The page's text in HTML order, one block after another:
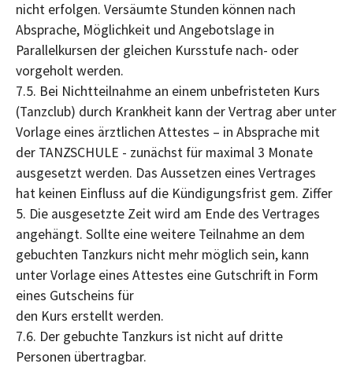
nicht erfolgen. Versäumte Stunden können nach
Absprache, Möglichkeit und Angebotslage in
Parallelkursen der gleichen Kursstufe nach- oder
vorgeholt werden.
7.5. Bei Nichtteilnahme an einem unbefristeten Kurs
(Tanzclub) durch Krankheit kann der Vertrag aber unter
Vorlage eines ärztlichen Attestes – in Absprache mit
der TANZSCHULE - zunächst für maximal 3 Monate
ausgesetzt werden. Das Aussetzen eines Vertrages
hat keinen Einfluss auf die Kündigungsfrist gem. Ziffer
5. Die ausgesetzte Zeit wird am Ende des Vertrages
angehängt. Sollte eine weitere Teilnahme an dem
gebuchten Tanzkurs nicht mehr möglich sein, kann
unter Vorlage eines Attestes eine Gutschrift in Form
eines Gutscheins für
den Kurs erstellt werden.
7.6. Der gebuchte Tanzkurs ist nicht auf dritte
Personen übertragbar.